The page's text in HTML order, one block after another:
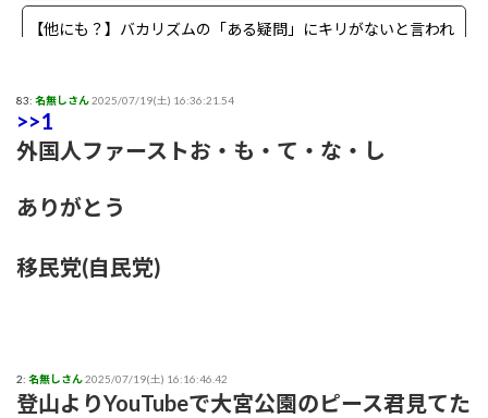
【他にも？】バカリズムの「ある疑問」にキリがないと言われ
【まさか？】勝俣州和さんの「ある理由」よりも驚きの事実が
判明することに
ト
日で100万再生突破ｗｗ
小髙茉緒アナ 巨乳を乗せる！！【GIF動画あり】
83: 名無しさん2025/07/19(土) 16:36:21.54
>>1
外国人ファーストお・も・て・な・し
ありがとう
移民党(自民党)
2: 名無しさん2025/07/19(土) 16:16:46.42
登山よりYouTubeで大宮公園のピース君見てた